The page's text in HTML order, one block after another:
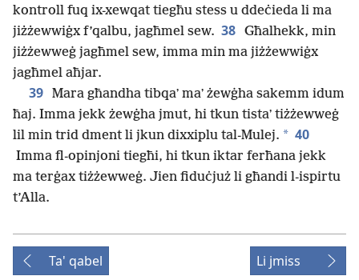
kontroll fuq ix-xewqat tiegħu stess u ddeċieda li ma
jiżżewwiġx f’qalbu, jagħmel sew. 38 Għalhekk, min
jiżżewweġ jagħmel sew, imma min ma jiżżewwiġx
jagħmel aħjar.
39 Mara għandha tibqaʼ maʼ żewġha sakemm idum
ħaj. Imma jekk żewġha jmut, hi tkun tistaʼ tiżżewweġ
lil min trid dment li jkun dixxiplu tal-Mulej. * 40
Imma fl-opinjoni tiegħi, hi tkun iktar ferħana jekk
ma terġax tiżżewweġ. Jien fiduċjuż li għandi l-ispirtu
t’Alla.
Ta' qabel Li jmiss